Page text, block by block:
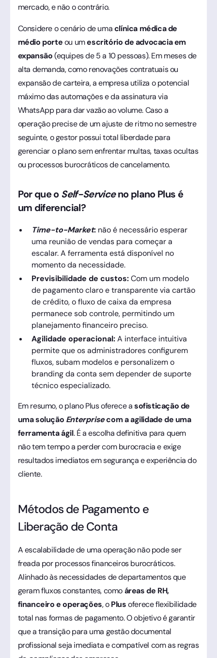
mercado, e não o contrário.
Considere o cenário de umaclínica médica de
médio porteou umescritório de advocacia em
expansão(equipes de 5 a 10 pessoas). Em meses de
alta demanda, como renovações contratuais ou
expansão de carteira, a empresa utiliza o potencial
máximo das automações e da assinatura via
WhatsApp para dar vazão ao volume. Caso a
operação precise de um ajuste de ritmo no semestre
seguinte, o gestor possui total liberdade para
gerenciar o plano sem enfrentar multas, taxas ocultas
ou processos burocráticos de cancelamento.
Por que oSelf-Serviceno plano Plus é
um diferencial?
Time-to-Market:não é necessário esperar
uma reunião de vendas para começar a
escalar. A ferramenta está disponível no
momento da necessidade.
Previsibilidade de custos:Com um modelo
de pagamento claro e transparente via cartão
de crédito, o fluxo de caixa da empresa
permanece sob controle, permitindo um
planejamento financeiro preciso.
Agilidade operacional:A interface intuitiva
permite que os administradores configurem
fluxos, subam modelos e personalizem o
branding da conta sem depender de suporte
técnico especializado.
Em resumo, o plano Plus oferece asofisticação de
uma solução Enterprisecom a agilidade de uma
ferramenta ágil. É a escolha definitiva para quem
não tem tempo a perder com burocracia e exige
resultados imediatos em segurança e experiência do
cliente.
Métodos de Pagamento e
Liberação de Conta
A escalabilidade de uma operação não pode ser
freada por processos financeiros burocráticos.
Alinhado às necessidades de departamentos que
geram fluxos constantes, comoáreas de RH,
financeiro e operações, oPlusoferece flexibilidade
total nas formas de pagamento. O objetivo é garantir
que a transição para uma gestão documental
profissional seja imediata e compatível com as regras